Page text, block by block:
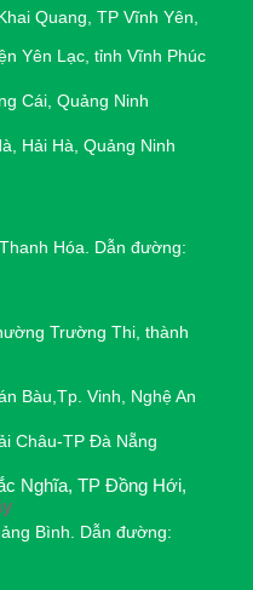
Quang, TP Vĩnh Yên,
Yên Lạc, tỉnh Vĩnh Phúc
Cái, Quảng Ninh
Hải Hà, Quảng Ninh
Hóa. Dẫn đường:
Trường Thi, thành
Bàu,Tp. Vinh, Nghệ An
Châu-TP Đà Nẵng
Nghĩa, TP Đồng Hới,
Bình. Dẫn đường: